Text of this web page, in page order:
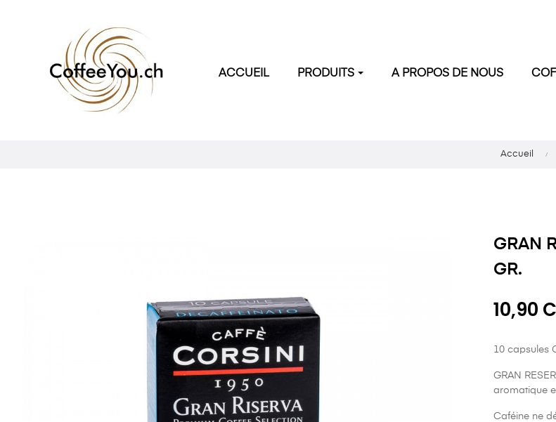
ACCUEIL PRODUITS A PROPOS DE NOUS
Accueil
GRAN
GR.
10,90
10 capsules
GRAN
aromatique
Caféine ne